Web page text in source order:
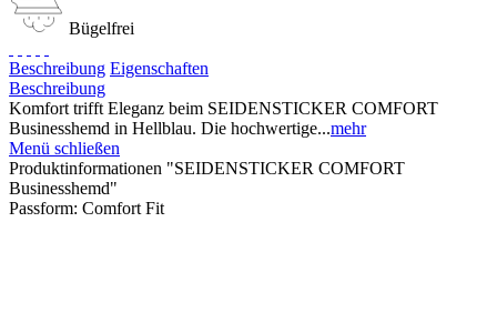
Bügelfrei
Beschreibung Eigenschaften
Beschreibung
Komfort trifft Eleganz beim SEIDENSTICKER COMFORT
Businesshemd in Hellblau. Die hochwertige...mehr
Menü schließen
Produktinformationen "SEIDENSTICKER COMFORT
Businesshemd"
Passform: Comfort Fit